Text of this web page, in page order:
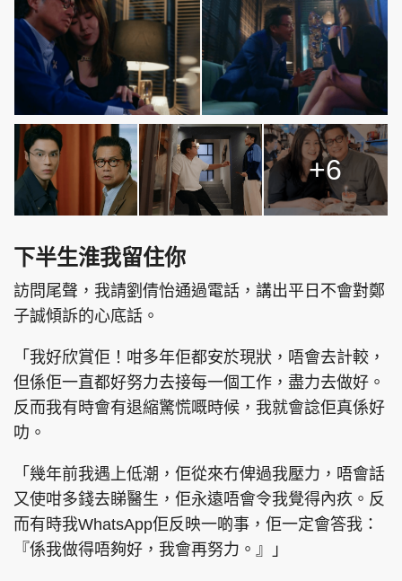
+6
下半生淮我留住你
訪問尾聲，我請劉倩怡通過電話，講出平日不會對鄭
子誠傾訴的心底話。
「我好欣賞佢！咁多年佢都安於現狀，唔會去計較，
但係佢一直都好努力去接每一個工作，盡力去做好。
反而我有時會有退縮驚慌嘅時候，我就會諗佢真係好
叻。
「幾年前我遇上低潮，佢從來冇俾過我壓力，唔會話
又使咁多錢去睇醫生，佢永遠唔會令我覺得內疚。反
而有時我WhatsApp佢反映一啲事，佢一定會答我：
『係我做得唔夠好，我會再努力。』」